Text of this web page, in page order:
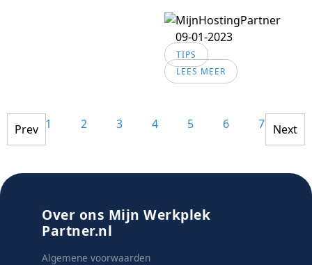
09-01-2023
TIPS
LEES MEER
1 2 3 4 5 6 7 8
Prev Next
Over ons Mijn Werkplek
Partner.nl
Algemene voorwaarden